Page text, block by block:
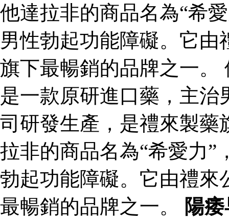
他達拉非的商品名為“希
男性勃起功能障礙。它
旗下最暢銷的品牌之一。
是一款原研進口藥，主
司研發生產，是禮來製藥
拉非的商品名為“希愛力”
勃起功能障礙。它由禮來
最暢銷的品牌之一。
陽